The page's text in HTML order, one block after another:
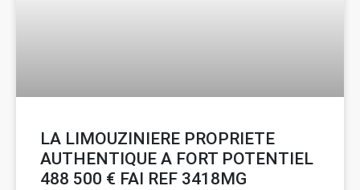
LA LIMOUZINIERE PROPRIETE
AUTHENTIQUE A FORT POTENTIEL
488 500 € FAI REF 3418MG